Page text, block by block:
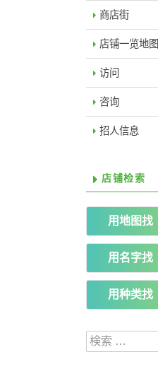
商店街
店铺一览地图
访问
咨询
招人信息
店铺检索
用地图找
用名字找
用种类找
検索: